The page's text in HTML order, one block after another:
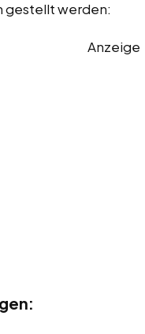
gestellt werden:
Anzeige